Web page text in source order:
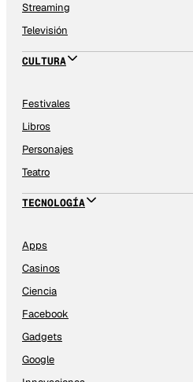
Streaming
Televisión
CULTURA
Festivales
Libros
Personajes
Teatro
TECNOLOGÍA
Apps
Casinos
Ciencia
Facebook
Gadgets
Google